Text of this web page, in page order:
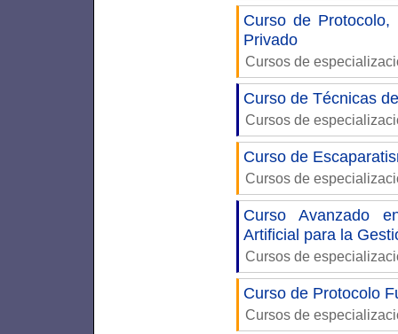
Curso de
Privado
Cursos de
Curso de Técnicas
Cursos de
Curso de
Cursos de
Curso Avanzado
Artificial para la
Cursos de
Curso de Protocolo
Cursos de